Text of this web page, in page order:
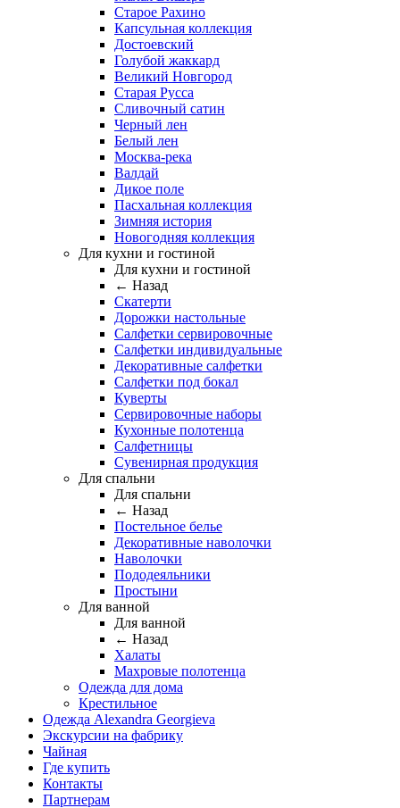
Старое Рахино
Капсульная коллекция
Достоевский
Голубой жаккард
Великий Новгород
Старая Русса
Сливочный сатин
Черный лен
Белый лен
Москва-река
Валдай
Дикое поле
Пасхальная коллекция
Зимняя история
Новогодняя коллекция
Для кухни и гостиной
Для кухни и гостиной
← Назад
Скатерти
Дорожки настольные
Салфетки сервировочные
Салфетки индивидуальные
Декоративные салфетки
Салфетки под бокал
Куверты
Сервировочные наборы
Кухонные полотенца
Салфетницы
Сувенирная продукция
Для спальни
Для спальни
← Назад
Постельное белье
Декоративные наволочки
Наволочки
Пододеяльники
Простыни
Для ванной
Для ванной
← Назад
Халаты
Махровые полотенца
Одежда для дома
Крестильное
Одежда Alexandra Georgieva
Экскурсии на фабрику
Чайная
Где купить
Контакты
Партнерам